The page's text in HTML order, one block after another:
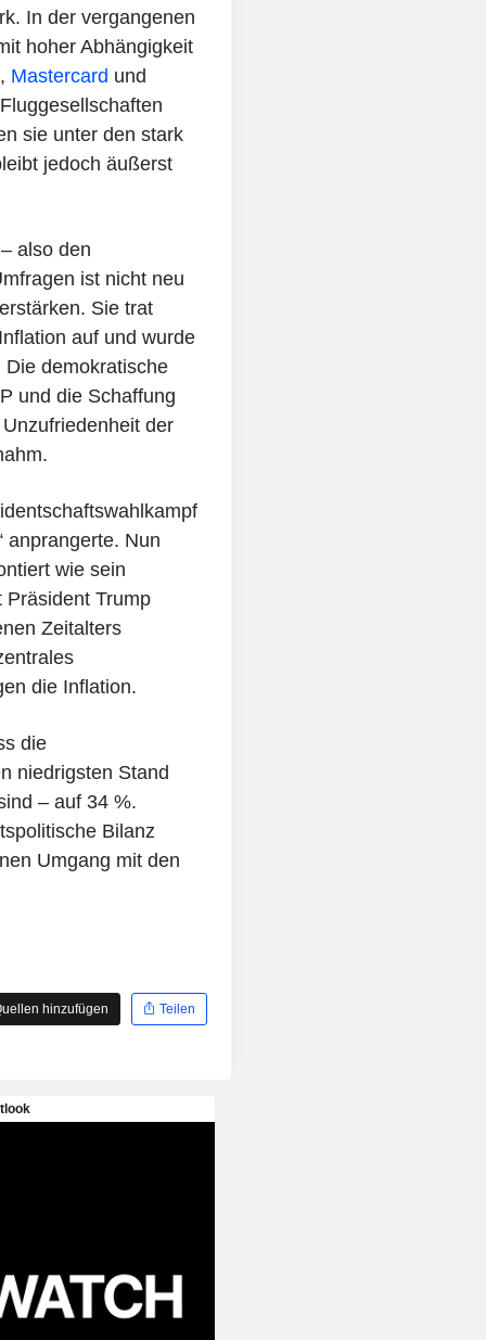
In der vergangenen
hoher Abhängigkeit
, Mastercard und
sie unter den stark
jedoch äußerst
also den
ist nicht neu
Sie trat
auf und wurde
demokratische
und die Schaffung
der
anprangerte. Nun
wie sein
Präsident Trump
Zeitalters
die Inflation.
die
niedrigsten Stand
– auf 34 %.
Bilanz
Umgang mit den
hinzufügen Teilen